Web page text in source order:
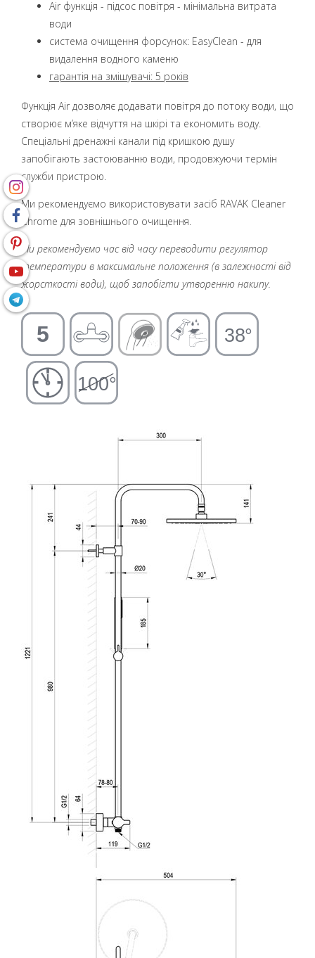
Air функція - підсос повітря - мінімальна витрата
води
система очищення форсунок: EasyClean - для
видалення водного каменю
гарантія на змішувачі: 5 років
Функція Air дозволяє додавати повітря до потоку води, що
створює м’яке відчуття на шкірі та економить воду.
Спеціальні дренажні канали під кришкою душу
запобігають застоюванню води, продовжуючи термін
служби пристрою.
Ми рекомендуємо використовувати засіб RAVAK Cleaner
Chrome для зовнішнього очищення.
Ми рекомендуємо час від часу переводити регулятор
температури в максимальне положення (в залежності від
жорсткості води), щоб запобігти утворенню накипу.